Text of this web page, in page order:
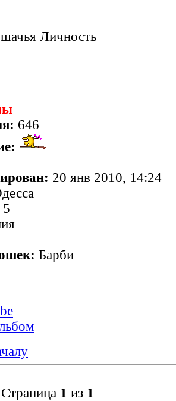
Личность
646
20 янв 2010, 14:24
5
Барби
1 из 1